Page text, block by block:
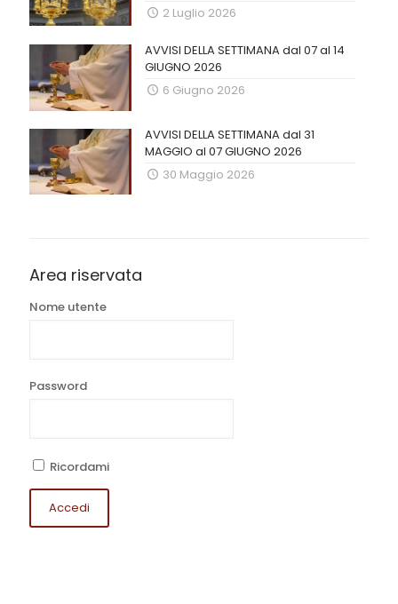
2 Luglio 2026
AVVISI DELLA SETTIMANA dal 07 al 14
GIUGNO 2026
6 Giugno 2026
AVVISI DELLA SETTIMANA dal 31
MAGGIO al 07 GIUGNO 2026
30 Maggio 2026
Area riservata
Nome utente
Password
Ricordami